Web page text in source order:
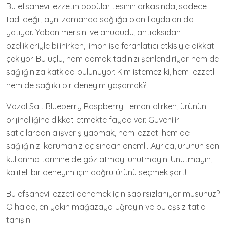
Bu efsanevi lezzetin popülaritesinin arkasında, sadece
tadı değil, aynı zamanda sağlığa olan faydaları da
yatıyor. Yaban mersini ve ahududu, antioksidan
özellikleriyle bilinirken, limon ise ferahlatıcı etkisiyle dikkat
çekiyor. Bu üçlü, hem damak tadınızı şenlendiriyor hem de
sağlığınıza katkıda bulunuyor. Kim istemez ki, hem lezzetli
hem de sağlıklı bir deneyim yaşamak?
Vozol Salt Blueberry Raspberry Lemon alırken, ürünün
orijinalliğine dikkat etmekte fayda var. Güvenilir
satıcılardan alışveriş yapmak, hem lezzeti hem de
sağlığınızı korumanız açısından önemli. Ayrıca, ürünün son
kullanma tarihine de göz atmayı unutmayın. Unutmayın,
kaliteli bir deneyim için doğru ürünü seçmek şart!
Bu efsanevi lezzeti denemek için sabırsızlanıyor musunuz?
O halde, en yakın mağazaya uğrayın ve bu eşsiz tatla
tanışın!